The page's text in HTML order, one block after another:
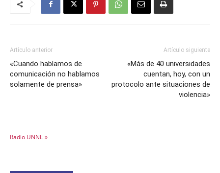
Artículo anterior
«Cuando hablamos de
comunicación no hablamos
solamente de prensa»
Artículo siguiente
«Más de 40 universidades
cuentan, hoy, con un
protocolo ante situaciones de
violencia»
Radio UNNE »